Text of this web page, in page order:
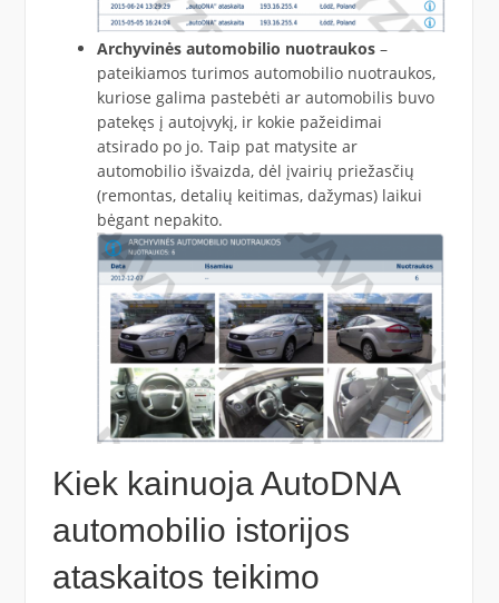
Archyvinės automobilio nuotraukos–
pateikiamos turimos automobilio nuotraukos,
kuriose galima pastebėti ar automobilis buvo
patekęs į autoįvykį, ir kokie pažeidimai
atsirado po jo. Taip pat matysite ar
automobilio išvaizda, dėl įvairių priežasčių
(remontas, detalių keitimas, dažymas) laikui
bėgant nepakito.
Kiek kainuoja AutoDNA
automobilio istorijos
ataskaitos teikimo